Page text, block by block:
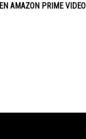
EN AMAZON PRIME VIDEO